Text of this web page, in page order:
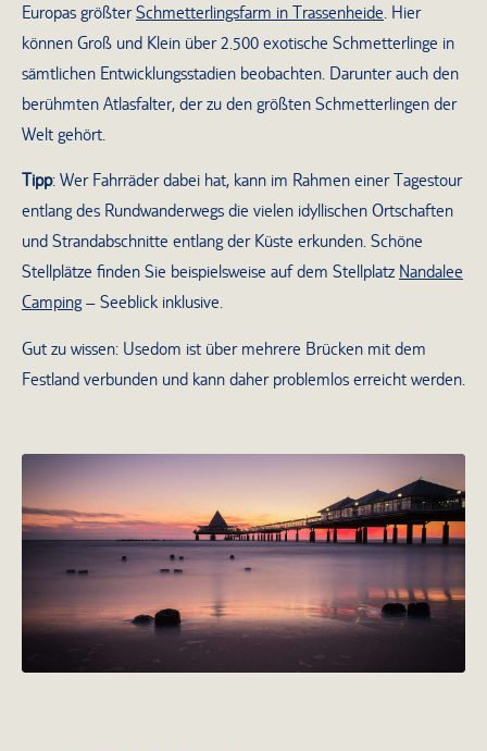
Europas größterSchmetterlingsfarm in Trassenheide . Hier
können Groß und Klein über 2.500 exotische Schmetterlinge in
sämtlichen Entwicklungsstadien beobachten. Darunter auch den
berühmten Atlasfalter, der zu den größten Schmetterlingen der
Welt gehört.
Tipp: Wer Fahrräder dabei hat, kann im Rahmen einer Tagestour
entlang des Rundwanderwegs die vielen idyllischen Ortschaften
und Strandabschnitte entlang der Küste erkunden. Schöne
Stellplätze finden Sie beispielsweise auf dem Stellplatz Nandalee
Camping– Seeblick inklusive.
Gut zu wissen: Usedom ist über mehrere Brücken mit dem
Festland verbunden und kann daher problemlos erreicht werden.
Sonnenuntergang bei der Seebrücke in
Usedom